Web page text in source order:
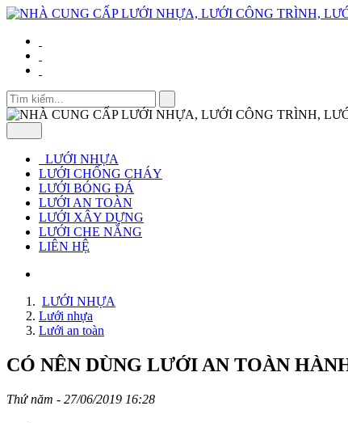
LƯỚI NHỰA
LƯỚI CHỐNG CHÁY
LƯỚI BÓNG ĐÁ
LƯỚI AN TOÀN
LƯỚI XÂY DỰNG
LƯỚI CHE NẮNG
LIÊN HỆ
LƯỚI NHỰA
Lưới nhựa
Lưới an toàn
CÓ NÊN DÙNG LƯỚI AN TOÀN
Thứ năm - 27/06/2019 16:28